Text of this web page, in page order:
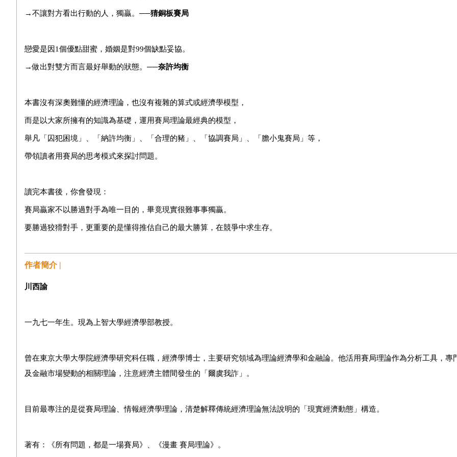
→不讓對方看出行動的人，獨贏。 ──猜銅板賽局
戀愛是因1個優點甜蜜，婚姻是對99個缺點妥協。
→做出對雙方而言最好舉動的狀態。 ──奈許均衡
本書沒有深奧難懂的經濟理論，也沒有複雜的算式或經濟學模型，
而是以大家所擁有的知識為基礎，運用賽局理論最經典的模型，
舉凡「囚犯困境」、「納許均衡」、「合理的豬」、「協調賽局」、「膽小鬼賽局」等，
帶領讀者用賽局的思考模式來探討問題。
讀完本書後，你會發現：
賽局贏家不以勝過對手為唯一目的，畢竟現實很難事事獨贏。
要勝過狡猾對手，更重要的是懂得推估自己的最大勝算，在競爭中求生存。
作者簡介 |
川西諭
一九七一年生。現為上智大學經濟學部教授。
曾在東京大學大學院經濟學研究科任職，經濟學博士，主要研究領域為理論經濟學和金融論。他活用賽局理論作為分析工具，專
及金融市場變動的相關理論，注意經濟主體間發生的「爾虞我詐」。
目前最專注的是從賽局理論、情報經濟學理論，清楚解釋傳統經濟理論無法說明的「現實經濟動態」構造。
著有：《所有問題，都是一場賽局》、《漫畫 賽局理論》。